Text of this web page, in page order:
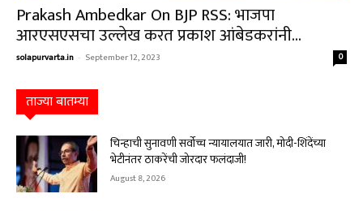
Prakash Ambedkar On BJP RSS: भाजपा
आरएसएसचा उल्लेख करत प्रकाश आंबेडकरांनी...
solapurvarta.in - September 12, 2023 0
ताज्या बातम्या
चिन्हाची सुनावणी सर्वोच्च न्यायालयात जारी, मोदी-शिंदेंच्या
भेटीनंतर ठाकरेंची जोरदार फलंदाजी!
August 8, 2026